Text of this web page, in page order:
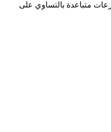
متباعدة بالتساوي على